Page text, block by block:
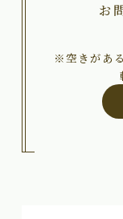
お
※空きがあ